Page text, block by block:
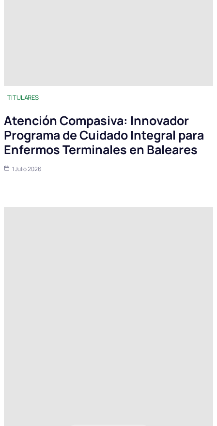
TITULARES
Atención Compasiva: Innovador
Programa de Cuidado Integral para
Enfermos Terminales en Baleares
1 Julio 2026